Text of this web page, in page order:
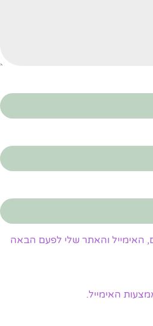
האימייל והאתר שלי לפעם הבאה
האימייל.